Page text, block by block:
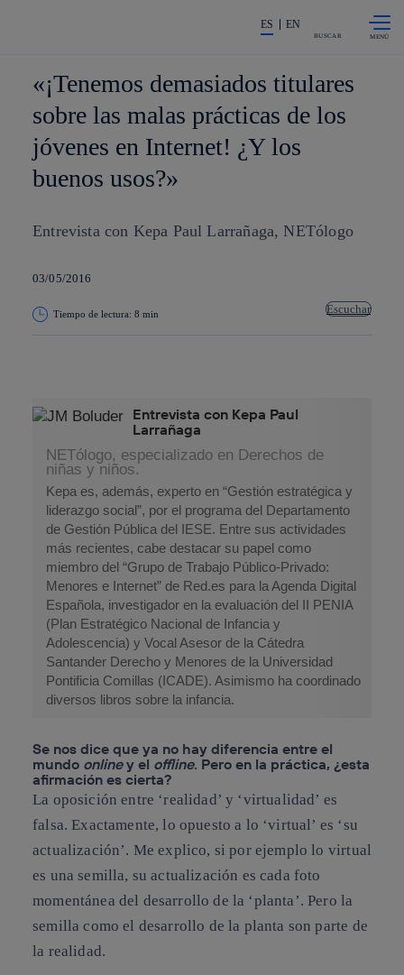
La acción en accionistas e
ES EN
BUSCAR
«¡Tenemos demasiados titulares
sobre las malas prácticas de los
jóvenes en Internet! ¿Y los
buenos usos?»
Entrevista con Kepa Paul Larrañaga, NETólogo
03/05/2016
Tiempo de lectura: 8 min Escuchar
Entrevista con Kepa Paul
Larrañaga
NETólogo, especializado en Derechos de
niñas y niños.
Kepa es, además, experto en “Gestión estratégica y
liderazgo social”, por el programa del Departamento
de Gestión Pública del IESE. Entre sus actividades
más recientes, cabe destacar su papel como
miembro del “Grupo de Trabajo Público-Privado:
Menores e Internet” de Red.es para la Agenda Digital
Española, investigador en la evaluación del II PENIA
(Plan Estratégico Nacional de Infancia y
Adolescencia) y Vocal Asesor de la Cátedra
Santander Derecho y Menores de la Universidad
Pontificia Comillas (ICADE). Asimismo ha coordinado
diversos libros sobre la infancia.
Se nos dice que ya no hay diferencia entre el
mundo onliney el offline. Pero en la práctica, ¿esta
afirmación es cierta?
La oposición entre ‘realidad’ y ‘virtualidad’ es
falsa. Exactamente, lo opuesto a lo ‘virtual’ es ‘su
actualización’. Me explico, si por ejemplo lo virtual
es una semilla, su actualización es cada foto
momentánea del desarrollo de la ‘planta’. Pero la
semilla como el desarrollo de la planta son parte de
la realidad.